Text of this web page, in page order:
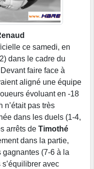
ce samedi, en
dans le cadre du
faire face à
aligné une équipe
évoluant en -18
n’était pas très
dans les duels (1-4,
arrêts de Timothé
dans la partie,
(7-6 à la
avec